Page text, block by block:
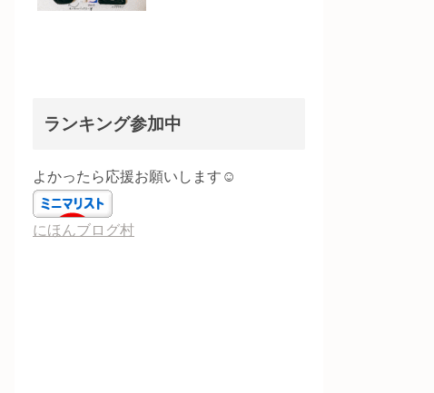
ランキング参加中
よかったら応援お願いします☺️
にほんブログ村